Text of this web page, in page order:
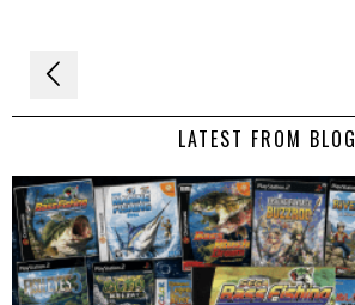
Navigation
de LATEST FROM BLOG